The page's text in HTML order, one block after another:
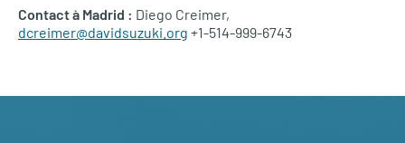
Contact à Madrid : Diego Creimer,
dcreimer@davidsuzuki.org +1-514-999-6743